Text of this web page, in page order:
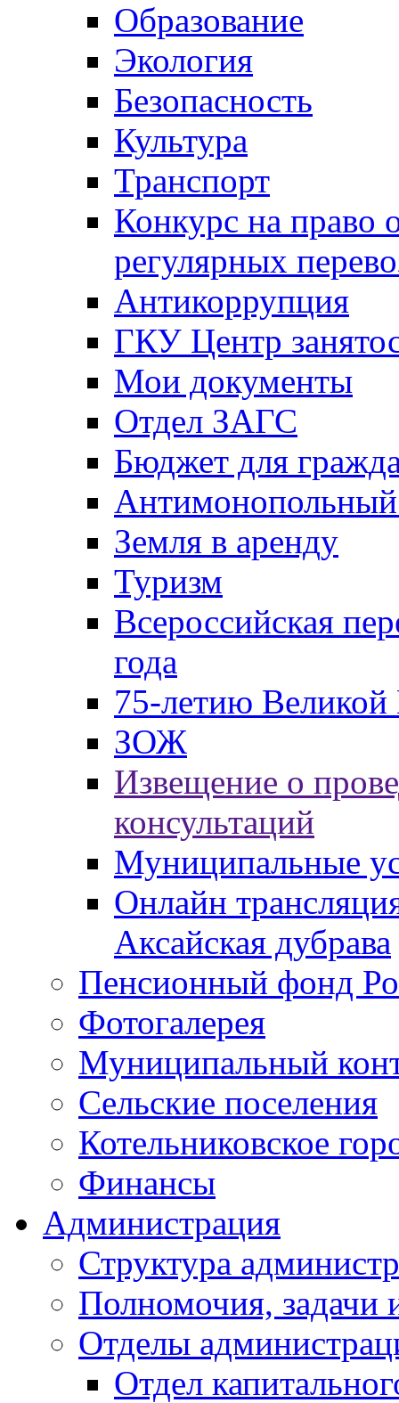
Образование
Экология
Безопасность
Культура
Транспорт
Конкурс на право
регулярных
Антикоррупция
ГКУ Центр
Мои документы
Отдел ЗАГС
Бюджет для
Антимонопольный
Земля в аренду
Туризм
Всероссийская
года
75-летию
ЗОЖ
Извещение о
консультаций
Муниципальные
Онлайн
Аксайская дубрава
Пенсионный фонд
Фотогалерея
Муниципальный
Сельские поселения
Котельниковское
Финансы
Администрация
Структура
Полномочия, задачи
Отделы
Отдел